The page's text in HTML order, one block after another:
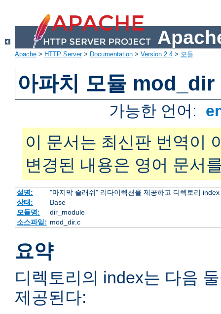
Apache > HTTP Server> Documentation > Version 2.4 > 모듈
아파치 모듈 mod_dir
가능한 언어:
이 문서는 최신판 번역이
변경된 내용은 영어 문서
설명:
"마지막 슬래쉬" 리다이렉션을 제공하고 디렉토리
상태:
Base
모듈명:
dir_module
소스파일: mod_dir.c
요약
디렉토리의 index는 다음
제공된다: